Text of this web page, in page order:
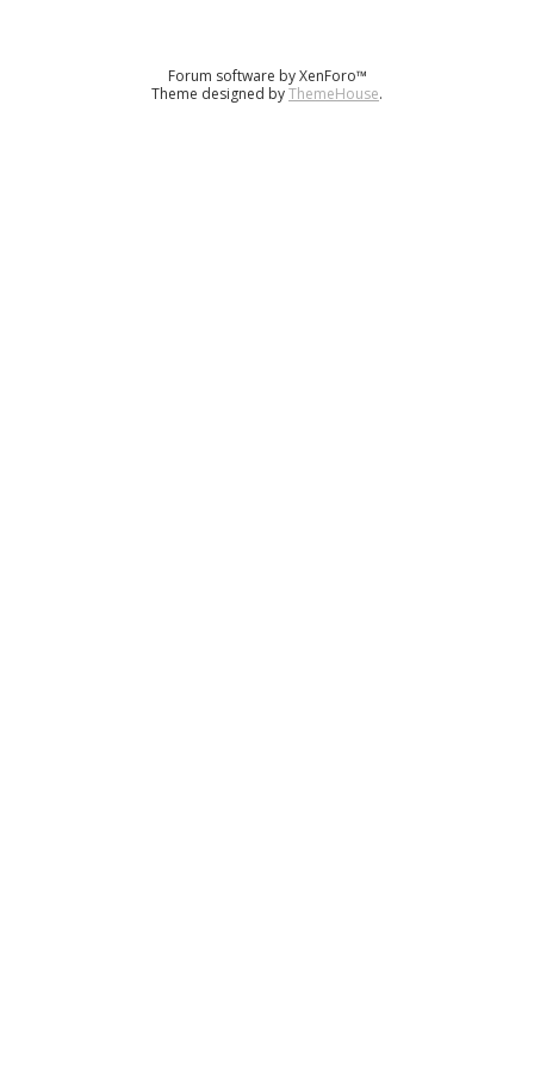
Forum software by XenForo™
Theme designed byThemeHouse.